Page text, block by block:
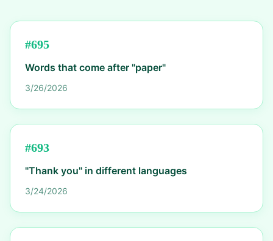
#695
Words that come after "paper"
3/26/2026
#693
"Thank you" in different languages
3/24/2026